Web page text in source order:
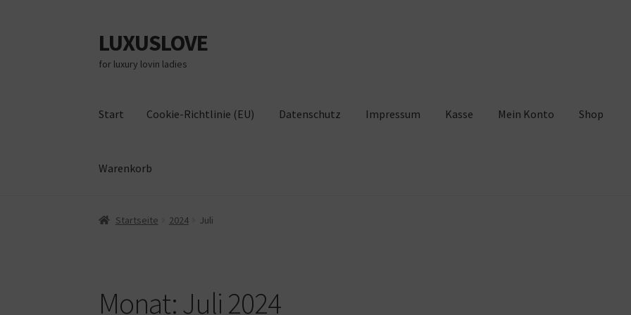
Zur
Navigation
springen
Zum
Inhalt
springen
LUXUSLOVE
for luxury lovin ladies
Start Cookie-Richtlinie (EU) Datenschutz Impressum Kasse Mein Konto Shop
Warenkorb
Start Cookie-Richtlinie (EU)
Startseite 2024 Juli
Monat:Juli 2024